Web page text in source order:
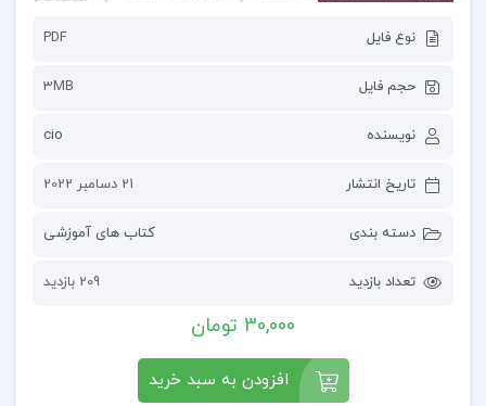
نوع فایل PDF
حجم فایل 3MB
نویسنده cio
تاریخ انتشار 21 دسامبر 2022
دسته بندی کتاب های آموزشی
تعداد بازدید 209 بازدید
30,000 تومان
افزودن به سبد خرید